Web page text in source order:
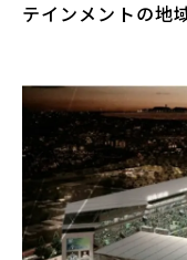
テインメントの地